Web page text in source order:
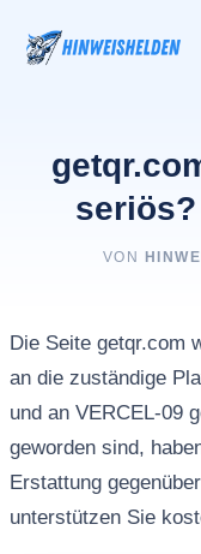
Inhalt
springen
VON
Die Seite getqr.com
an die zuständige
und an VERCEL-09
geworden sind,
Erstattung
unterstützen Sie